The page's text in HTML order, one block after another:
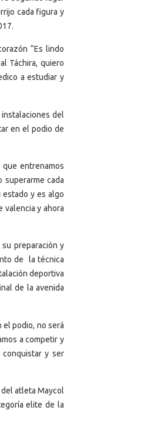
cada figura y
“Es lindo
Táchira, quiero
a estudiar y
del
en el podio de
entrenamos
cada
estado y es algo
valencia y ahora
preparación y
de la técnica
deportiva
de la avenida
podio, no será
a competir y
conquistar y ser
del atleta Maycol
elite de la